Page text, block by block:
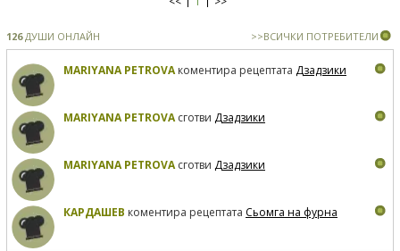
126ДУШИ ОНЛАЙН >>ВСИЧКИ ПОТРЕБИТЕЛИ
MARIYANA PETROVAкоментира рецептата Дзадзики
MARIYANA PETROVAсготви Дзадзики
MARIYANA PETROVAсготви Дзадзики
КАРДАШЕВ коментира рецептата Сьомга на фурна